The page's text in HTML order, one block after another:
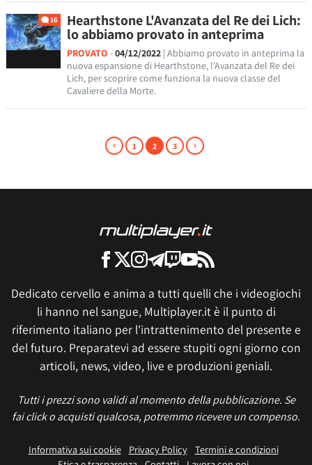
16 Hearthstone L'Avanzata del Re dei Lich:
lo abbiamo provato in anteprima
PROVATO -04/12/2022 | Abbiamo provato in anteprima la
nuova espansione di Hearthstone, l'Avanzata del Re dei
Lich, per scoprire come funziona la nuova classe del
Cavaliere della Morte.
1 2 3
Dedicato cervello e anima a tutti quelli che i videogiochi
li hanno nel sangue, Multiplayer.it è il punto di
riferimento italiano per l'intrattenimento del presente e
del futuro. Preparatevi ad essere stupiti ogni giorno con
articoli, news, video, live e produzioni geniali.
Tutti i prezzi sono validi al momento della pubblicazione. Se
fai click o acquisti qualcosa, potremmo ricevere un compenso.
Informativa sui cookie Privacy Policy
Termini e condizioni